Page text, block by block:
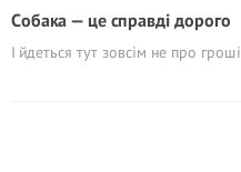
Cобака — це справді дорого
І йдеться тут зовсім не про гроші